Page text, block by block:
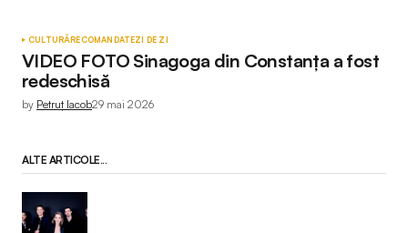
CULTURĂRECOMANDATEZI DE ZI
VIDEO FOTO Sinagoga din Constanța a fost
redeschisă
by Petruț Iacob29 mai 2026
ALTE ARTICOLE...